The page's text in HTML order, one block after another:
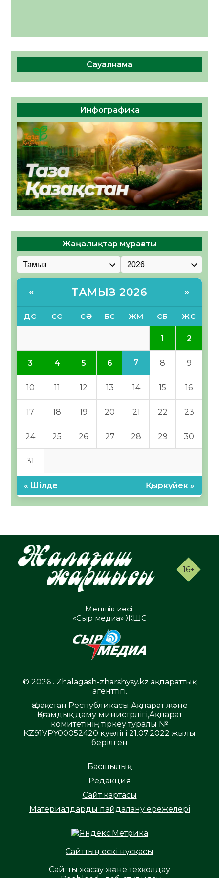
Сауалнама
Инфографика
Жаңалықтар мұрағаты
« ТАМЫЗ 2026 »
ДС СС СӘ БС ЖМ СБ ЖС
1 2
3 4 5 6 7 8 9
10 11 12 13 14 15 16
17 18 19 20 21 22 23
24 25 26 27 28 29 30
31
« Шілде Қыркүйек »
16+
Меншік иесі:
«Сыр медиа» ЖШС
© 2026 . Zhalagash-zharshysy.kz ақпараттық
агенттігі.
Қазақстан Республикасы Ақпарат және
Қоғамдық даму министрлігі,Ақпарат
комитетінің тіркеу туралы №
KZ91VPY00052420 куәлігі 21.07.2022 жылы
берілген
Басшылық
Редакция
Сайт картасы
Материалдарды пайдалану ережелері
Сайттың ескі нұсқасы
Сайтты жасау және техқолдау